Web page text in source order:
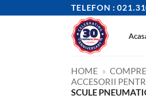
to
TELEFON :
HOME »
ACCESORII
SCULE